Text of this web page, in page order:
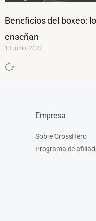
Beneficios del boxeo:
enseñan
13 junio, 2022
Empresa
Sobre CrossHero
Programa de